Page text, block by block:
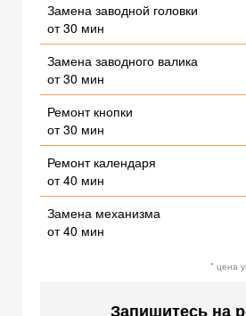
Замена заводной головки
от 30 мин
Замена заводного валика
от 30 мин
Ремонт кнопки
от 30 мин
Ремонт календаря
от 40 мин
Замена механизма
от 40 мин
* цена
Запишитесь на